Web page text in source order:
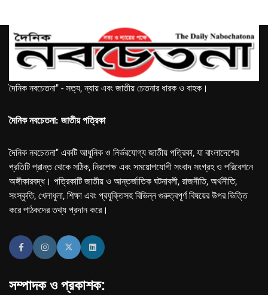
দৈনিক নবচেতনা" - সত্য, ন্যায় এবং জাতীয় চেতনার ধারক ও বাহক।
দৈনিক নবচেতনা: জাতীয় পত্রিকা
দৈনিক নবচেতনা" একটি আধুনিক ও নির্ভরযোগ্য জাতীয় পত্রিকা, যা বাংলাদেশের
প্রতিটি প্রান্ত থেকে সঠিক, নিরপেক্ষ এবং সময়োপযোগী সংবাদ সংগ্রহ ও পরিবেশনে
অঙ্গীকারবদ্ধ। পত্রিকাটি জাতীয় ও আন্তর্জাতিক ঘটনাবলী, রাজনীতি, অর্থনীতি,
সংস্কৃতি, খেলাধুলা, শিক্ষা এবং প্রযুক্তিসহ বিভিন্ন গুরুত্বপূর্ণ বিষয়ের উপর ভিত্তি
করে পাঠকদের তথ্য প্রদান করে।
সম্পাদক ও প্রকাশক: